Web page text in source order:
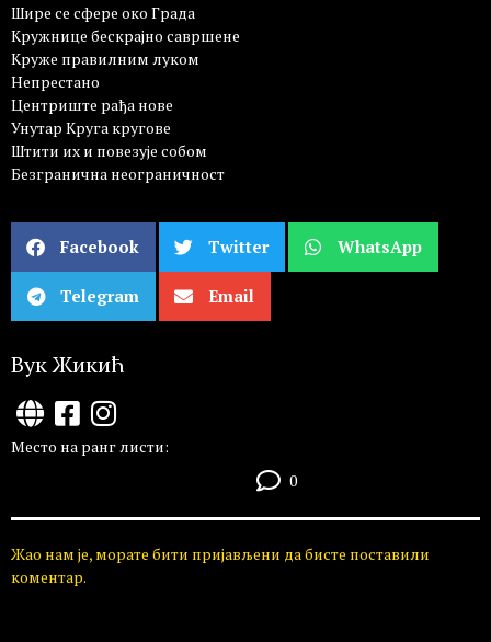
Шире се сфере око Града
Кружнице бескрајно савршене
Круже правилним луком
Непрестано
Центриште рађа нове
Унутар Круга кругове
Штити их и повезује собом
Безгранична неограничност
Facebook Twitter WhatsApp
Telegram Email
Вук Жикић
Место на ранг листи:
0
Жао нам је, морате бити пријављени да бисте поставили
коментар.